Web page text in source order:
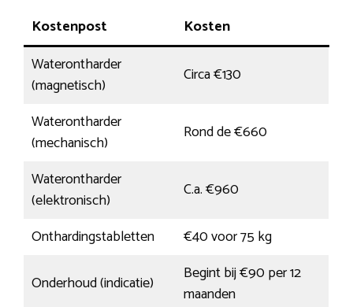
Kostenpost
Kosten
Waterontharder
(magnetisch)
Circa €130
Waterontharder
(mechanisch)
Rond de €660
Waterontharder
(elektronisch)
C.a. €960
Onthardingstabletten
€40 voor 75 kg
Onderhoud (indicatie)
Begint bij €90 per 12
maanden